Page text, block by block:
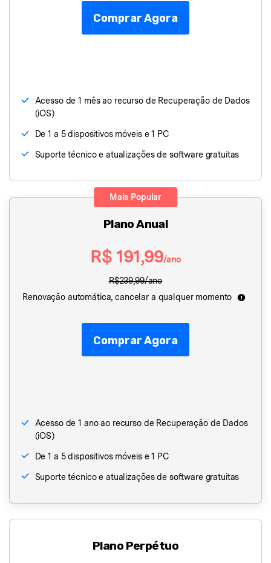
Comprar Agora
Acesso de 1 mês ao recurso de Recuperação de Dados
(iOS)
De 1 a 5 dispositivos móveis e 1 PC
Suporte técnico e atualizações de software gratuitas
Mais Popular
Plano Anual
R$ 191,99/ano
R$239,99/ano
Renovação automática, cancelar a qualquer momento
Comprar Agora
Acesso de 1 ano ao recurso de Recuperação de Dados
(iOS)
De 1 a 5 dispositivos móveis e 1 PC
Suporte técnico e atualizações de software gratuitas
Plano Perpétuo